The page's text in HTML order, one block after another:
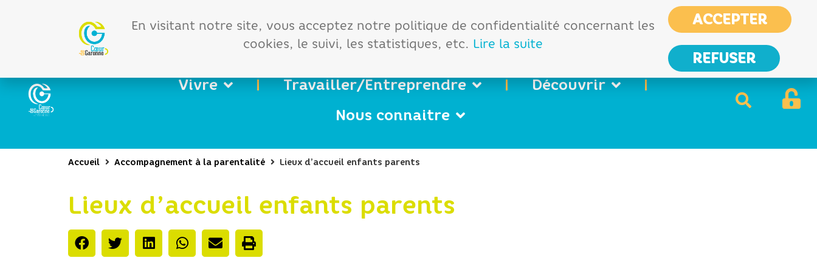
France services
Nous
contacter
Vivre Travailler/Entreprendre
Découvrir
Nous connaitre
Accueil Accompagnement à la parentalité Lieux d’accueil enfants parents
Lieux d’accueil enfants parents
En visitant notre site, vous acceptez notre politique de confidentialité concernant les
cookies, le suivi, les statistiques, etc. Lire la suite
ACCEPTER
REFUSER